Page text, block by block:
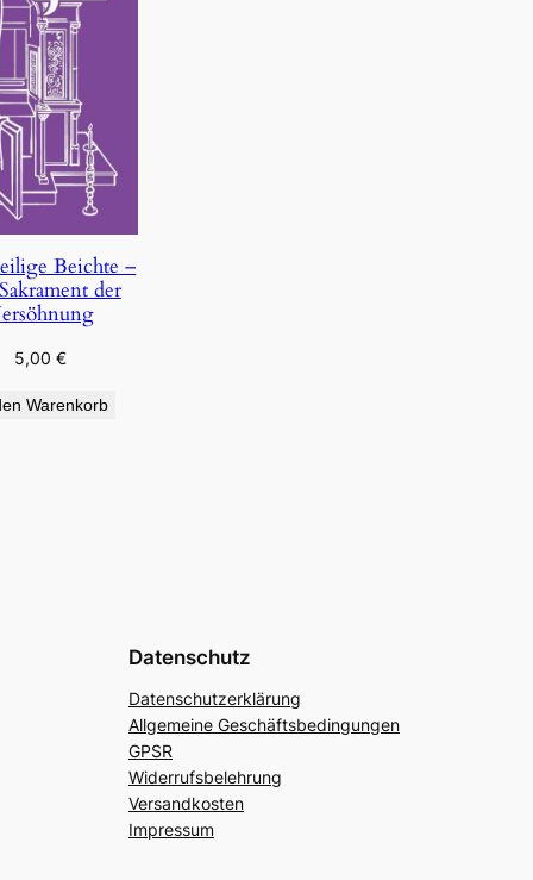
Beichte –
der
5,00€
Warenkorb
Datenschutz
Datenschutzerklärung
Allgemeine Geschäftsbedingungen
GPSR
Widerrufsbelehrung
Versandkosten
Impressum